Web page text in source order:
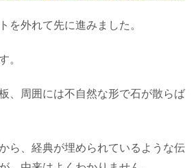
を外れて先に進みました。
。
、周囲には不自然な形で石が散らば
ら、経典が埋められているような伝